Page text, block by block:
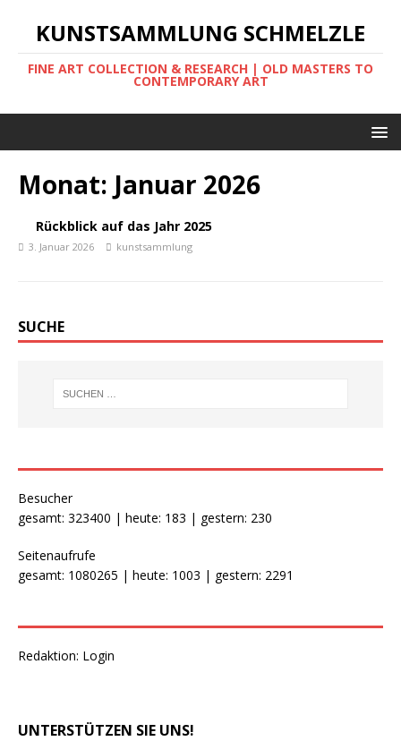
KUNSTSAMMLUNG SCHMELZLE
FINE ART COLLECTION & RESEARCH | OLD MASTERS TO
CONTEMPORARY ART
Monat: Januar 2026
Rückblick auf das Jahr 2025
3. Januar 2026 kunstsammlung
SUCHE
Besucher
gesamt: 323400 | heute: 183 | gestern: 230
Seitenaufrufe
gesamt: 1080265 | heute: 1003 | gestern: 2291
Redaktion: Login
UNTERSTÜTZEN SIE UNS!